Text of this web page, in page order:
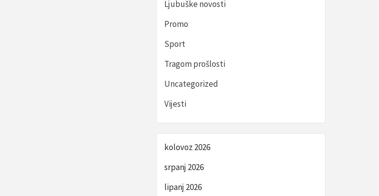
Ljubuške novosti
Promo
Sport
Tragom prošlosti
Uncategorized
Vijesti
kolovoz 2026
srpanj 2026
lipanj 2026